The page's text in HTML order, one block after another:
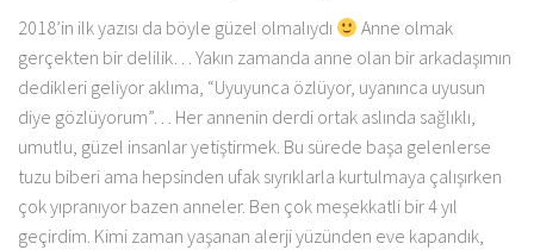
2018’in ilk yazısı da böyle güzel olmalıydı
Anne olmak
gerçekten bir delilik… Yakın zamanda anne olan bir arkadaşımın
dedikleri geliyor aklıma, “Uyuyunca özlüyor, uyanınca uyusun
diye gözlüyorum”… Her annenin derdi ortak aslında sağlıklı,
umutlu, güzel insanlar yetiştirmek. Bu sürede başa gelenlerse
tuzu biberi ama hepsinden ufak sıyrıklarla kurtulmaya çalışırken
çok yıpranıyor bazen anneler. Ben çok meşekkatli bir 4 yıl
geçirdim. Kimi zaman yaşanan alerji yüzünden eve kapandık,